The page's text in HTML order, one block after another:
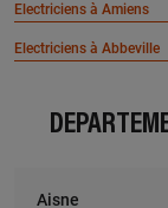
Electriciens à Amiens
Electriciens à Abbeville
Aisne